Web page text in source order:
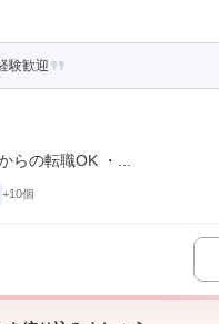
験歓迎
らの転職OK ・...
+10個